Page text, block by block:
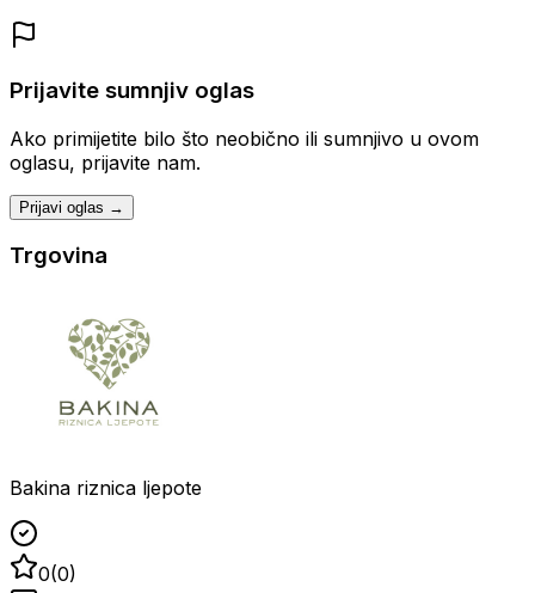
Prijavite sumnjiv oglas
Ako primijetite bilo što neobično ili sumnjivo u ovom
oglasu, prijavite nam.
Prijavi oglas →
Trgovina
Bakina riznica ljepote
0(0)